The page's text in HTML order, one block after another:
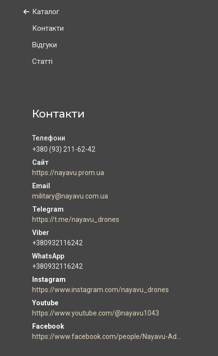
Каталог
Контакти
Відгуки
Статті
Контакти
+380 (93) 211-62-42
https://nayavu.prom.ua
military@nayavu.com.ua
https://t.me/nayavu_drones
+380932116242
+380932116242
Instagram
https://www.instagram.com/nayavu_drones
Youtube
https://www.youtube.com/@nayavu1043
Facebook